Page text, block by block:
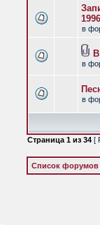
1996
в
в
в
Страница 1 из 34 [
Список форумов